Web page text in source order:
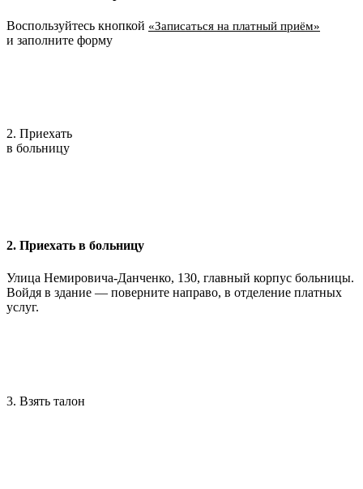
Воспользуйтесь кнопкой «Записаться на платный приём»
и заполните форму
2. Приехать
в больницу
2. Приехать в больницу
Улица Немировича-Данченко, 130, главный корпус больницы.
Войдя в здание — поверните направо, в отделение платных
услуг.
3. Взять талон